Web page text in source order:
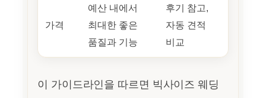
가격
예산 내에서
최대한 좋은
품질과 기능
후기 참고,
자동 견적
비교
이 가이드라인을 따르면 빅사이즈 웨딩